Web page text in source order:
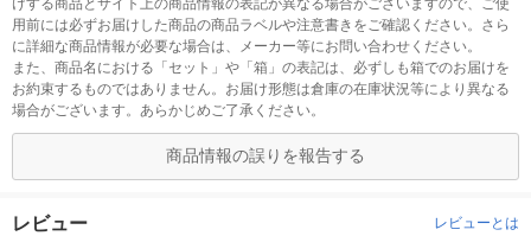
けする商品とサイト上の商品情報の表記が異なる場合がございますので、ご使
用前には必ずお届けした商品の商品ラベルや注意書きをご確認ください。さら
に詳細な商品情報が必要な場合は、メーカー等にお問い合わせください。
また、商品名における「セット」や「箱」の表記は、必ずしも箱でのお届けを
お約束するものではありません。お届け形態は倉庫の在庫状況等により異なる
場合がございます。あらかじめご了承ください。
商品情報の誤りを報告する
レビュー レビューとは